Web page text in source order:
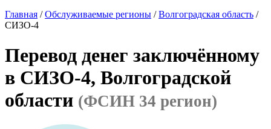
Главная /Обслуживаемые регионы /Волгоградская область /
СИЗО-4
Перевод денег заключённому
в СИЗО-4, Волгоградской
области (ФСИН 34 регион)